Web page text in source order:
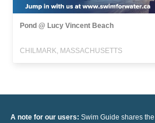
Pond @ Lucy Vincent Beach
CHILMARK, MASSACHUSETTS
A note for our users: Swim Guide shares